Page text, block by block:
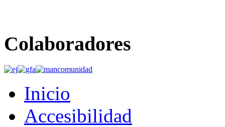
Colaboradores
Inicio
Accesibilidad